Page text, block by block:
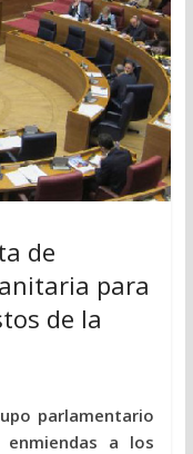
de
para
de la
parlamentario
a los